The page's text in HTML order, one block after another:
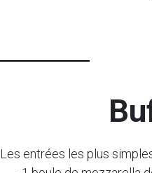
Les entrées les plus